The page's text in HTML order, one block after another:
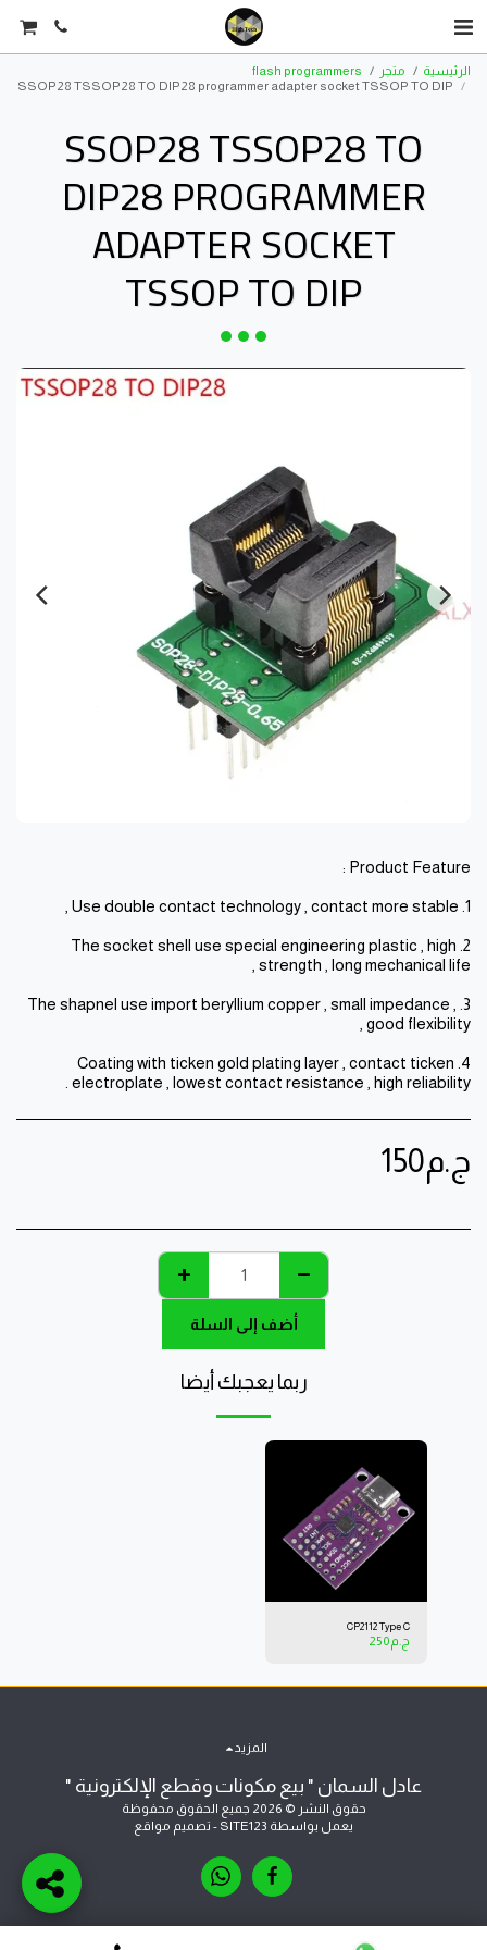
الرئيسية متجر
flash programmers
SSOP28 TSSOP28 TO DIP28 programmer adapter socket TSSOP TO DIP
SSOP28 TSSOP28 TO
DIP28 PROGRAMMER
ADAPTER SOCKET
TSSOP TO DIP
2. The socket shell use special engineering plastic , high
3. The shapnel use import beryllium copper , small impedance ,
4. Coating with ticken gold plating layer , contact ticken
electroplate , lowest contact resistance , high reliability .
ج.م150
أضف إلى السلة
ربما يعجبك أيضا
CP2112 Type C
ج.م 250
عادل السمان " بيع مكونات وقطع الإلكترونية "
حقوق النشر © 2026 جميع الحقوق محفوظة
يعمل بواسطة SITE123
- تصميم مواقع
المزيد